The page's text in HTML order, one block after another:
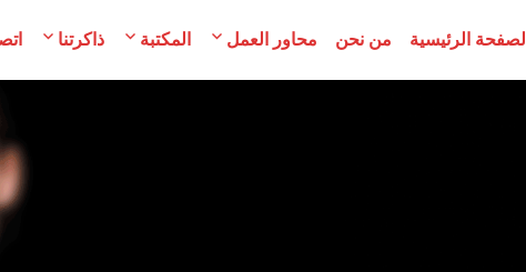
الصفحة الرئيسية من نحن محاور العمل المكتبة ذاكرتنا